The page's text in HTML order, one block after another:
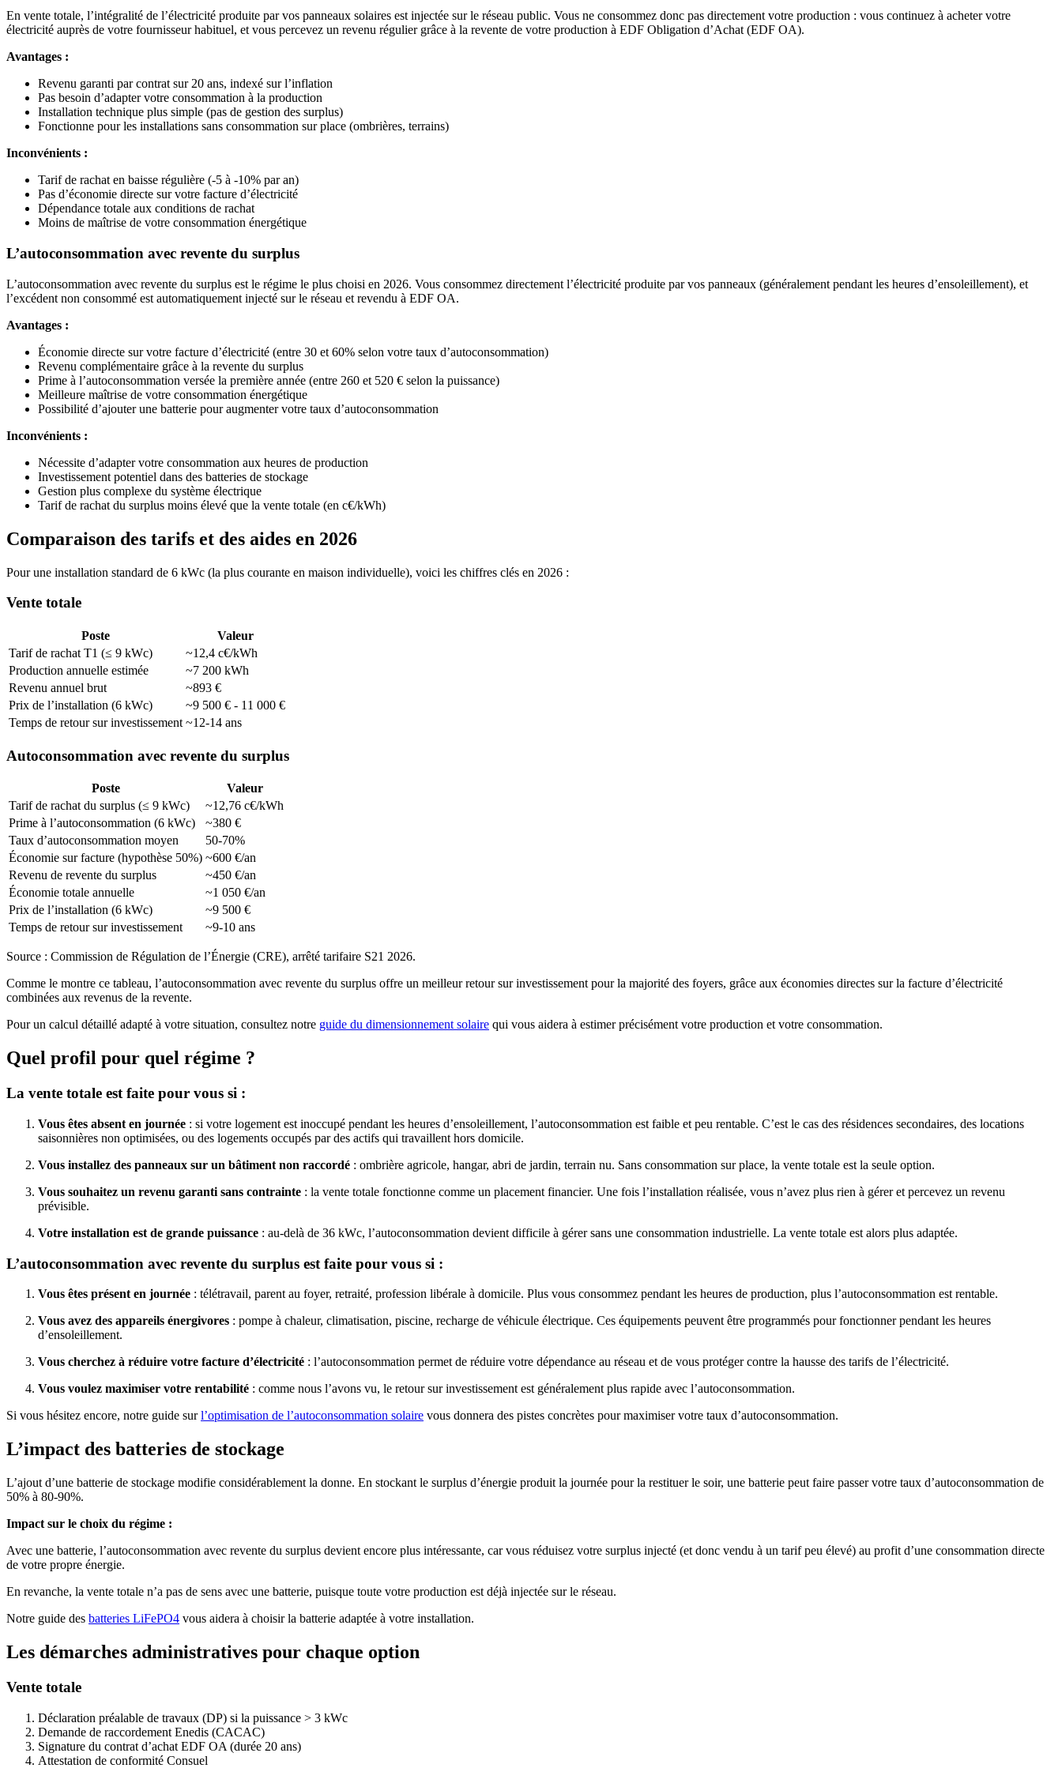
En vente totale, l’intégralité de l’électricité produite par vos panneaux solaires est injectée sur le réseau public. Vous ne consommez donc pas directement votre production : vous continuez à acheter votre
électricité auprès de votre fournisseur habituel, et vous percevez un revenu régulier grâce à la revente de votre production à EDF Obligation d’Achat (EDF OA).
Avantages :
Revenu garanti par contrat sur 20 ans, indexé sur l’inflation
Pas besoin d’adapter votre consommation à la production
Installation technique plus simple (pas de gestion des surplus)
Fonctionne pour les installations sans consommation sur place (ombrières, terrains)
Inconvénients :
Tarif de rachat en baisse régulière (-5 à -10% par an)
Pas d’économie directe sur votre facture d’électricité
Dépendance totale aux conditions de rachat
Moins de maîtrise de votre consommation énergétique
L’autoconsommation avec revente du surplus
L’autoconsommation avec revente du surplus est le régime le plus choisi en 2026. Vous consommez directement l’électricité produite par vos panneaux (généralement pendant les heures d’ensoleillement), et
l’excédent non consommé est automatiquement injecté sur le réseau et revendu à EDF OA.
Avantages :
Économie directe sur votre facture d’électricité (entre 30 et 60% selon votre taux d’autoconsommation)
Revenu complémentaire grâce à la revente du surplus
Prime à l’autoconsommation versée la première année (entre 260 et 520 € selon la puissance)
Meilleure maîtrise de votre consommation énergétique
Possibilité d’ajouter une batterie pour augmenter votre taux d’autoconsommation
Inconvénients :
Nécessite d’adapter votre consommation aux heures de production
Investissement potentiel dans des batteries de stockage
Gestion plus complexe du système électrique
Tarif de rachat du surplus moins élevé que la vente totale (en c€/kWh)
Comparaison des tarifs et des aides en 2026
Pour une installation standard de 6 kWc (la plus courante en maison individuelle), voici les chiffres clés en 2026 :
Vente totale
Poste
Valeur
Tarif de rachat T1 (≤ 9 kWc)
~12,4 c€/kWh
Production annuelle estimée
~7 200 kWh
Revenu annuel brut
~893 €
Prix de l’installation (6 kWc)
~9 500 € - 11 000 €
Temps de retour sur investissement ~12-14 ans
Autoconsommation avec revente du surplus
Poste
Valeur
Tarif de rachat du surplus (≤ 9 kWc)
~12,76 c€/kWh
Prime à l’autoconsommation (6 kWc)
~380 €
Taux d’autoconsommation moyen
50-70%
Économie sur facture (hypothèse 50%) ~600 €/an
Revenu de revente du surplus
~450 €/an
Économie totale annuelle
~1 050 €/an
Prix de l’installation (6 kWc)
~9 500 €
Temps de retour sur investissement
~9-10 ans
Source : Commission de Régulation de l’Énergie (CRE), arrêté tarifaire S21 2026.
Comme le montre ce tableau, l’autoconsommation avec revente du surplus offre un meilleur retour sur investissement pour la majorité des foyers, grâce aux économies directes sur la facture d’électricité
combinées aux revenus de la revente.
Pour un calcul détaillé adapté à votre situation, consultez notre guide du dimensionnement solaire qui vous aidera à estimer précisément votre production et votre consommation.
Quel profil pour quel régime ?
La vente totale est faite pour vous si :
Vous êtes absent en journée : si votre logement est inoccupé pendant les heures d’ensoleillement, l’autoconsommation est faible et peu rentable. C’est le cas des résidences secondaires, des locations
saisonnières non optimisées, ou des logements occupés par des actifs qui travaillent hors domicile.
Vous installez des panneaux sur un bâtiment non raccordé : ombrière agricole, hangar, abri de jardin, terrain nu. Sans consommation sur place, la vente totale est la seule option.
Vous souhaitez un revenu garanti sans contrainte : la vente totale fonctionne comme un placement financier. Une fois l’installation réalisée, vous n’avez plus rien à gérer et percevez un revenu
prévisible.
Votre installation est de grande puissance : au-delà de 36 kWc, l’autoconsommation devient difficile à gérer sans une consommation industrielle. La vente totale est alors plus adaptée.
L’autoconsommation avec revente du surplus est faite pour vous si :
Vous êtes présent en journée : télétravail, parent au foyer, retraité, profession libérale à domicile. Plus vous consommez pendant les heures de production, plus l’autoconsommation est rentable.
Vous avez des appareils énergivores : pompe à chaleur, climatisation, piscine, recharge de véhicule électrique. Ces équipements peuvent être programmés pour fonctionner pendant les heures
d’ensoleillement.
Vous cherchez à réduire votre facture d’électricité : l’autoconsommation permet de réduire votre dépendance au réseau et de vous protéger contre la hausse des tarifs de l’électricité.
Vous voulez maximiser votre rentabilité : comme nous l’avons vu, le retour sur investissement est généralement plus rapide avec l’autoconsommation.
Si vous hésitez encore, notre guide surl’optimisation de l’autoconsommation solaire vous donnera des pistes concrètes pour maximiser votre taux d’autoconsommation.
L’impact des batteries de stockage
L’ajout d’une batterie de stockage modifie considérablement la donne. En stockant le surplus d’énergie produit la journée pour la restituer le soir, une batterie peut faire passer votre taux d’autoconsommation de
50% à 80-90%.
Impact sur le choix du régime :
Avec une batterie, l’autoconsommation avec revente du surplus devient encore plus intéressante, car vous réduisez votre surplus injecté (et donc vendu à un tarif peu élevé) au profit d’une consommation directe
de votre propre énergie.
En revanche, la vente totale n’a pas de sens avec une batterie, puisque toute votre production est déjà injectée sur le réseau.
Notre guide des batteries LiFePO4 vous aidera à choisir la batterie adaptée à votre installation.
Les démarches administratives pour chaque option
Vente totale
Déclaration préalable de travaux (DP) si la puissance > 3 kWc
Demande de raccordement Enedis (CACAC)
Signature du contrat d’achat EDF OA (durée 20 ans)
Attestation de conformité Consuel